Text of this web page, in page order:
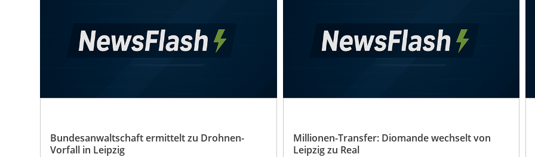
Bundesanwaltschaft ermittelt zu Drohnen-
Vorfall in Leipzig
Millionen-Transfer: Diomande wechselt von
Leipzig zu Real